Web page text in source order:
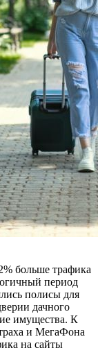
больше трафика
период
полисы для
дачного
имущества. К
и МегаФона
на сайты